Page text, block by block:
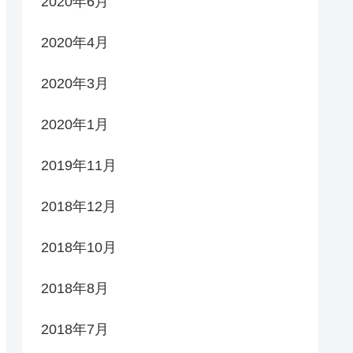
2020年4月
2020年3月
2020年1月
2019年11月
2018年12月
2018年10月
2018年8月
2018年7月